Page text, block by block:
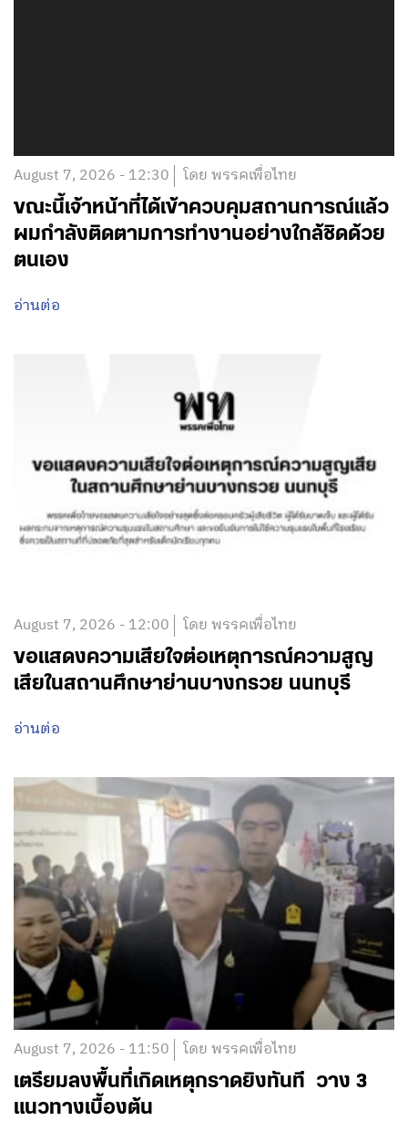
August 7, 2026 - 12:30 โดย พรรคเพื่อไทย
ขณะนี้เจ้าหน้าที่ได้เข้าควบคุมสถานการณ์แล้ว
ผมกำลังติดตามการทำงานอย่างใกล้ชิดด้วย
ตนเอง
อ่านต่อ
August 7, 2026 - 12:00 โดย พรรคเพื่อไทย
ขอแสดงความเสียใจต่อเหตุการณ์ความสูญ
เสียในสถานศึกษาย่านบางกรวย นนทบุรี
อ่านต่อ
August 7, 2026 - 11:50 โดย พรรคเพื่อไทย
เตรียมลงพื้นที่เกิดเหตุกราดยิงทันที วาง 3
แนวทางเบื้องต้น